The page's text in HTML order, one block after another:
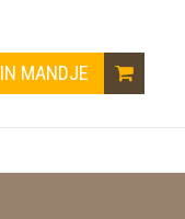
IN MANDJE